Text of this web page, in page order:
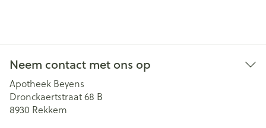
Neem contact met ons op
Apotheek Beyens
Dronckaertstraat 68 B
8930 Rekkem